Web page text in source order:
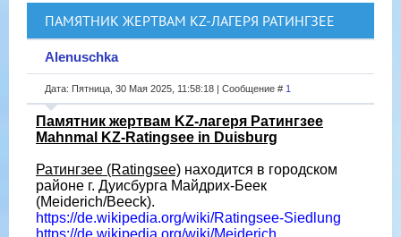
ПАМЯТНИК ЖЕРТВАМ KZ-ЛАГЕРЯ РАТИНГЗЕЕ
Alenuschka
Дата: Пятница, 30 Мая 2025, 11:58:18 | Сообщение # 1
Памятник жертвам KZ-лагеря Ратингзее
Mahnmal KZ-Ratingsee in Duisburg
Ратингзее (Ratingsee) находится в городском
районе г. Дуисбурга Майдрих-Беек
(Meiderich/Beeck).
https://de.wikipedia.org/wiki/Ratingsee-Siedlung
https://de.wikipedia.org/wiki/Meiderich